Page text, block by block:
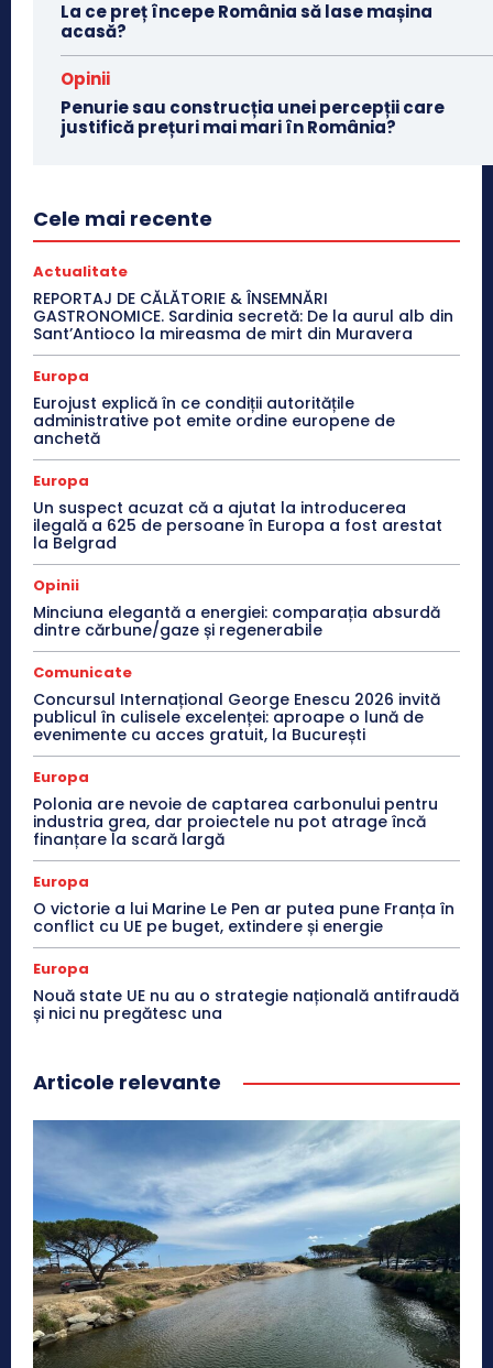
La ce preț începe România să lase mașina
acasă?
Opinii
Penurie sau construcția unei percepții care
justifică prețuri mai mari în România?
Cele mai recente
Actualitate
REPORTAJ DE CĂLĂTORIE & ÎNSEMNĂRI
GASTRONOMICE. Sardinia secretă: De la aurul alb din
Sant’Antioco la mireasma de mirt din Muravera
Europa
Eurojust explică în ce condiții autoritățile
administrative pot emite ordine europene de
anchetă
Europa
Un suspect acuzat că a ajutat la introducerea
ilegală a 625 de persoane în Europa a fost arestat
la Belgrad
Opinii
Minciuna elegantă a energiei: comparația absurdă
dintre cărbune/gaze și regenerabile
Comunicate
Concursul Internațional George Enescu 2026 invită
publicul în culisele excelenței: aproape o lună de
evenimente cu acces gratuit, la București
Europa
Polonia are nevoie de captarea carbonului pentru
industria grea, dar proiectele nu pot atrage încă
finanțare la scară largă
Europa
O victorie a lui Marine Le Pen ar putea pune Franța în
conflict cu UE pe buget, extindere și energie
Europa
Nouă state UE nu au o strategie națională antifraudă
și nici nu pregătesc una
Articole relevante